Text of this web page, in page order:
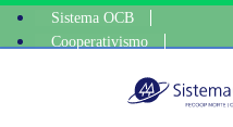
Sistema OCB
Cooperativismo